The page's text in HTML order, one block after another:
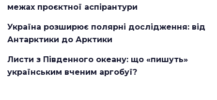
межах проєктної аспірантури
Україна розширює полярні дослідження: від
Антарктики до Арктики
Листи з Південного океану: що «пишуть»
українським вченим аргобуї?